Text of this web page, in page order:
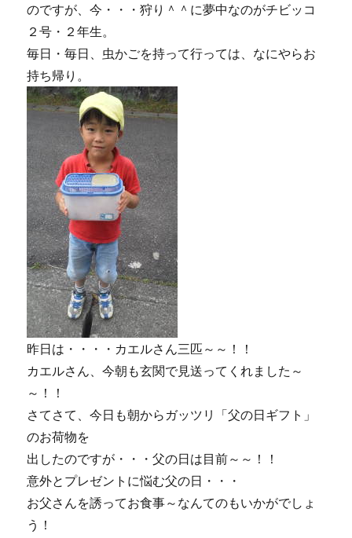
のですが、今・・・狩り＾＾に夢中なのがチビッコ
２号・２年生。
毎日・毎日、虫かごを持って行っては、なにやらお
持ち帰り。
昨日は・・・・カエルさん三匹～～！！
カエルさん、今朝も玄関で見送ってくれました～
～！！
さてさて、今日も朝からガッツリ「父の日ギフト」
のお荷物を
出したのですが・・・父の日は目前～～！！
意外とプレゼントに悩む父の日・・・
お父さんを誘ってお食事～なんてのもいかがでしょ
う！